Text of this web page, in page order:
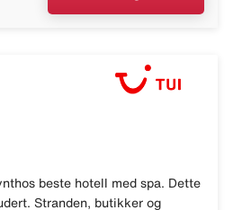
beste hotell med spa. Dette
Stranden, butikker og